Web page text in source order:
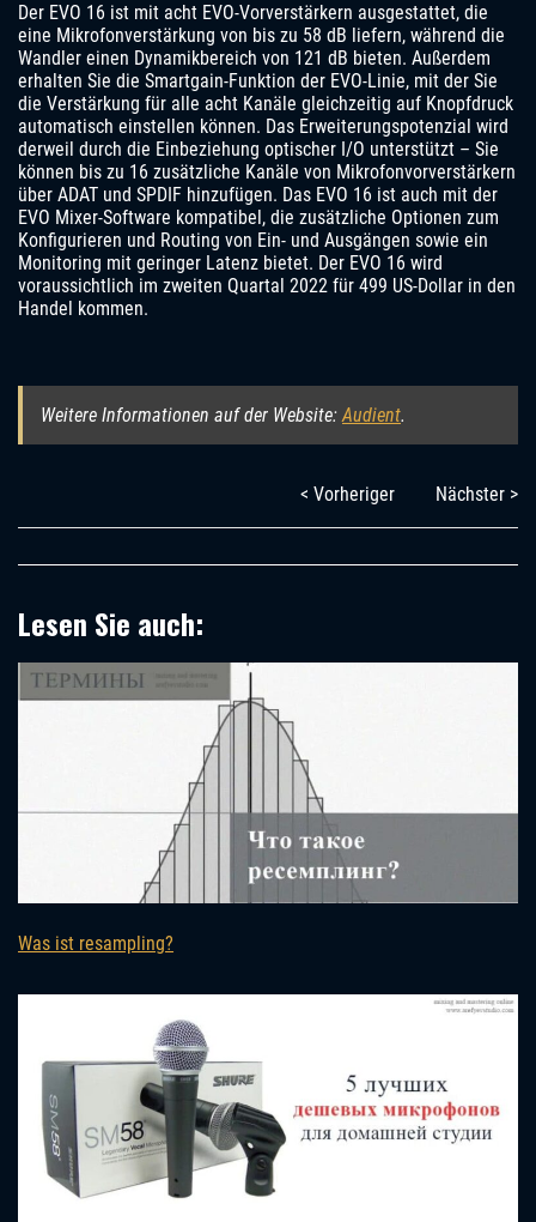
Der EVO 16 ist mit acht EVO-Vorverstärkern ausgestattet, die
eine Mikrofonverstärkung von bis zu 58 dB liefern, während die
Wandler einen Dynamikbereich von 121 dB bieten. Außerdem
erhalten Sie die Smartgain-Funktion der EVO-Linie, mit der Sie
die Verstärkung für alle acht Kanäle gleichzeitig auf Knopfdruck
automatisch einstellen können. Das Erweiterungspotenzial wird
derweil durch die Einbeziehung optischer I/O unterstützt – Sie
können bis zu 16 zusätzliche Kanäle von Mikrofonvorverstärkern
über ADAT und SPDIF hinzufügen. Das EVO 16 ist auch mit der
EVO Mixer-Software kompatibel, die zusätzliche Optionen zum
Konfigurieren und Routing von Ein- und Ausgängen sowie ein
Monitoring mit geringer Latenz bietet. Der EVO 16 wird
voraussichtlich im zweiten Quartal 2022 für 499 US-Dollar in den
Handel kommen.
Weitere Informationen auf der Website:Audient.
< Vorheriger Nächster >
Lesen Sie auch:
Was ist resampling?